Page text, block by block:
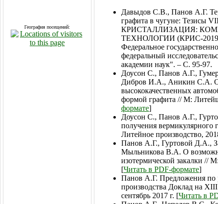
География посещений:
Давыдов С.В., Панов А.Г.
графита в чугуне: Тезисы
КРИСТАЛЛИЗАЦИЯ:
ТЕХНОЛОГИИ (КРИС-2019)
Федеральное
федеральный
академии наук". – С. 95-97.
Доусон С., Панов А.Г.,
Дибров И.А., Аникин С.А.
высококачественных
формой графита // М:
формате]
Доусон С., Панов А.Г.,
получения вермикулярного
Литейное производство,
Панов А.Г., Гуртовой Д.А.,
Мыльникова В.А. О
изотермической закалки //
[Читать в PDF-формате]
Панов А.Г. Предложения по
производства Доклад на
сентябрь 2017 г. [Читать в